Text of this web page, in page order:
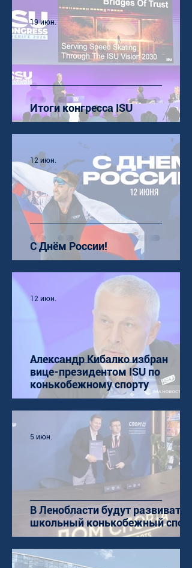
Итоги конгресса ISU
19 июн.
С Днём России!
12 июн.
Александр Кибалко избран
вице-президентом ISU по
конькобежному спорту
12 июн.
В Ленобласти будут развивать
школьный конькобежный спорт
5 июн.